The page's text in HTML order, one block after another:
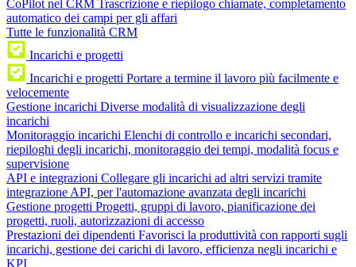
CoPilot nel CRM Trascrizione e riepilogo chiamate, completamento
automatico dei campi per gli affari
Tutte le funzionalità CRM
Incarichi e progetti
Incarichi e progetti Portare a termine il lavoro più facilmente e
velocemente
Gestione incarichi Diverse modalità di visualizzazione degli
incarichi
Monitoraggio incarichi Elenchi di controllo e incarichi secondari,
riepiloghi degli incarichi, monitoraggio dei tempi, modalità focus e
supervisione
API e integrazioni Collegare gli incarichi ad altri servizi tramite
integrazione API, per l'automazione avanzata degli incarichi
Gestione progetti Progetti, gruppi di lavoro, pianificazione dei
progetti, ruoli, autorizzazioni di accesso
Prestazioni dei dipendenti Favorisci la produttività con rapporti sugli
incarichi, gestione dei carichi di lavoro, efficienza negli incarichi e
KPI